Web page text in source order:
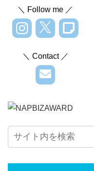
＼ Follow me ／
＼ Contact ／